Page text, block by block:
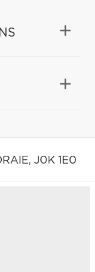
J0K 1E0